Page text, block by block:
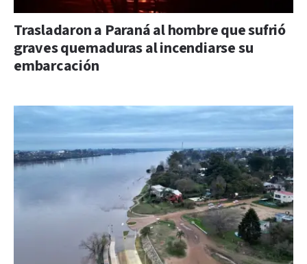
Trasladaron a Paraná al hombre que sufrió
graves quemaduras al incendiarse su
embarcación